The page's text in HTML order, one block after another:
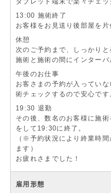
13:00 施術終了
お客様をお見送り後部屋を片
休憩
次のご予約まで、しっかりと
施術と施術の間にインターバ
午後のお仕事
お客さまの予約が入ってい
術チェックするので安心です
19:30 退勤
その後、数名のお客様に施
をして19:30に終了。
（※予約状況により終業時
ます）
お疲れさまでした！
雇用形態